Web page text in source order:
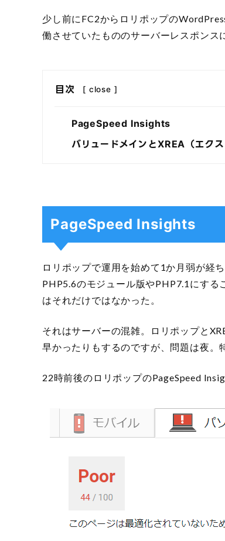
少し前にFC2からロリポップの
働させていたもののサーバーレスポンス
目次 [ close ]
PageSpeed Insights
バリュードメインとXREA（エクス
PageSpeed Insights
ロリポップで運用を始めて1か月弱が経
PHP5.6のモジュール版やPHP7.1にす
はそれだけではなかった。
それはサーバーの混雑。ロリポップと
早かったりもするのですが、問題は夜。
22時前後のロリポップのPageSpeed